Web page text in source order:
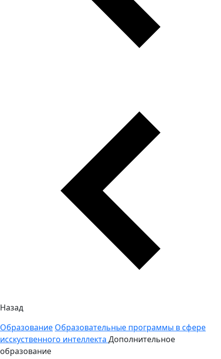
Назад
Образование Образовательные программы в сфере
исскуственного интеллекта Дополнительное
образование